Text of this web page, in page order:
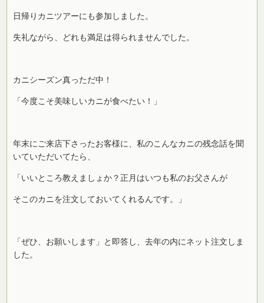
日帰りカニツアーにも参加しました。
失礼ながら、どれも満足は得られませんでした。
カニシーズン真っただ中！
「今度こそ美味しいカニが食べたい！」
年末にご来店下さったお客様に、私のこんなカニの残念話を聞
いていただいてたら、
「いいところ教えましょか？正月はいつも私のお父さんが
そこのカニを注文しておいてくれるんです。」
「ぜひ、お願いします」と即答し、去年の内にネット注文しま
した。